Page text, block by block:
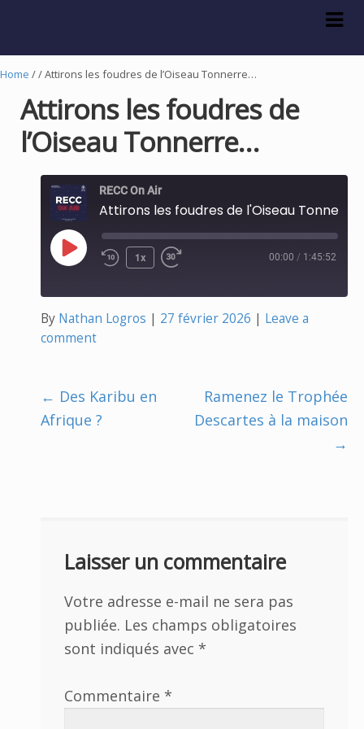
navigation
content
Home / / Attirons les foudres de l’Oiseau Tonnerre…
Attirons les foudres de
l’Oiseau Tonnerre…
RECC On Air
Attirons les foudres de l'Oiseau
Play
1x 00:00 / 1:45:52
By Nathan Logros 27 février 2026
Leave a
comment
Navigation
← Des Karibu en
Afrique ?
Ramenez le Trophée
Descartes à la maison
→
Laisser un commentaire
Votre adresse e-mail ne sera pas
publiée. Les champs obligatoires
sont indiqués avec *
Commentaire *